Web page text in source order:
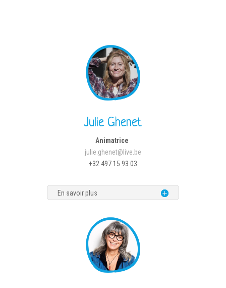
Julie Ghenet
Animatrice
julie.ghenet@live.be
+32 497 15 93 03
En savoir plus